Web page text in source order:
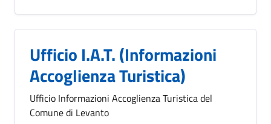
Ufficio I.A.T. (Informazioni
Accoglienza Turistica)
Ufficio Informazioni Accoglienza Turistica del
Comune di Levanto